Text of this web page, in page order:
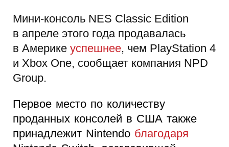
Мини-консоль NES Classic Edition
в апреле этого года продавалась
в Америке успешнее, чем PlayStation 4
и Xbox One, сообщает компания NPD
Group.
Первое место по количеству
проданных консолей в США также
принадлежит Nintendo благодаря